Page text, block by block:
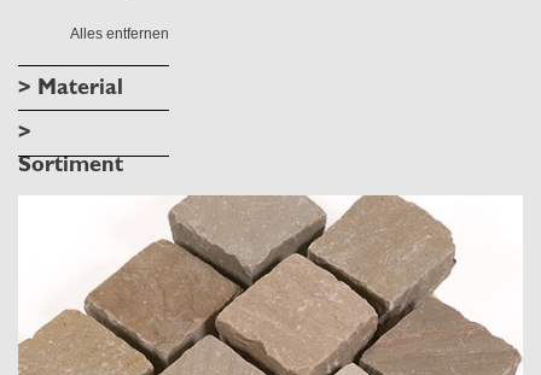
Alles entfernen
> Material
>
Sortiment